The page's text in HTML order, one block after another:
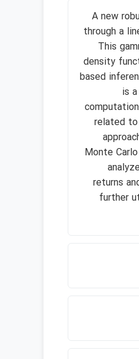
A new
through a
This
density
based
is
related
Monte
returns
further